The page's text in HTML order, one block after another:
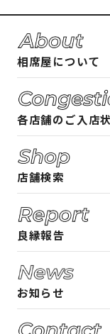
相席屋について
料金システム
フード・ドリン
相席屋ガイド 女
相席屋ガイド 男
ご入店時のルール
よくある質問
各店舗のご入店
店舗検索
良縁報告
お知らせ